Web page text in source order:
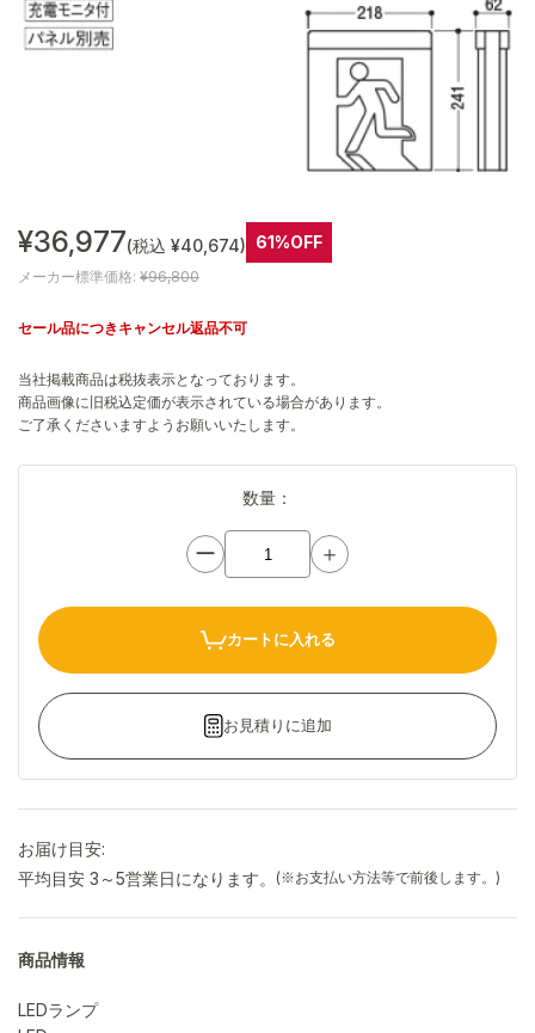
¥36,977(税込 ¥40,674) 61%OFF
メーカー標準価格: ¥96,800
セール品につきキャンセル返品不可
当社掲載商品は税抜表示となっております。
商品画像に旧税込定価が表示されている場合があります。
ご了承くださいますようお願いいたします。
数量：
ー ＋
カートに入れる
お見積りに追加
お届け目安:
平均目安 3～5営業日になります。
(※お支払い方法等で前後します。)
商品情報
LEDランプ